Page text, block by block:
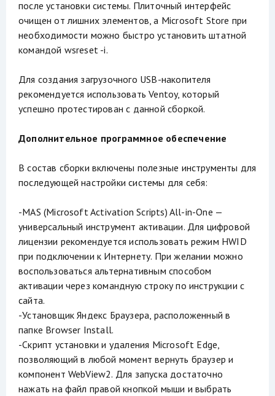
после установки системы. Плиточный интерфейс
очищен от лишних элементов, а Microsoft Store при
необходимости можно быстро установить штатной
командой wsreset -i.
Для создания загрузочного USB-накопителя
рекомендуется использовать Ventoy, который
успешно протестирован с данной сборкой.
Дополнительное программное обеспечение
В состав сборки включены полезные инструменты для
последующей настройки системы для себя:
-MAS (Microsoft Activation Scripts) All-in-One —
универсальный инструмент активации. Для цифровой
лицензии рекомендуется использовать режим HWID
при подключении к Интернету. При желании можно
воспользоваться альтернативным способом
активации через командную строку по инструкции с
сайта.
-Установщик Яндекс Браузера, расположенный в
папке Browser Install.
-Скрипт установки и удаления Microsoft Edge,
позволяющий в любой момент вернуть браузер и
компонент WebView2. Для запуска достаточно
нажать на файл правой кнопкой мыши и выбрать